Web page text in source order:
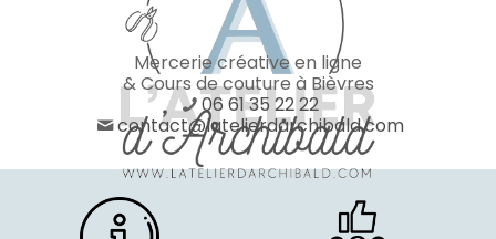
Mercerie créative en ligne
& Cours de couture à Bièvres
06 61 35 22 22
contact@latelierdarchibald.com